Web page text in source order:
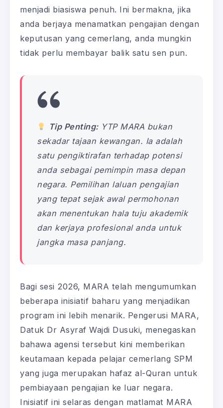
menjadi biasiswa penuh. Ini bermakna, jika
anda berjaya menamatkan pengajian dengan
keputusan yang cemerlang, anda mungkin
tidak perlu membayar balik satu sen pun.
Tip Penting:YTP MARA bukan
sekadar tajaan kewangan. Ia adalah
satu pengiktirafan terhadap potensi
anda sebagai pemimpin masa depan
negara. Pemilihan laluan pengajian
yang tepat sejak awal permohonan
akan menentukan hala tuju akademik
dan kerjaya profesional anda untuk
jangka masa panjang.
Bagi sesi 2026, MARA telah mengumumkan
beberapa inisiatif baharu yang menjadikan
program ini lebih menarik. Pengerusi MARA,
Datuk Dr Asyraf Wajdi Dusuki, menegaskan
bahawa agensi tersebut kini memberikan
keutamaan kepada pelajar cemerlang SPM
yang juga merupakan hafaz al-Quran untuk
pembiayaan pengajian ke luar negara.
Inisiatif ini selaras dengan matlamat MARA